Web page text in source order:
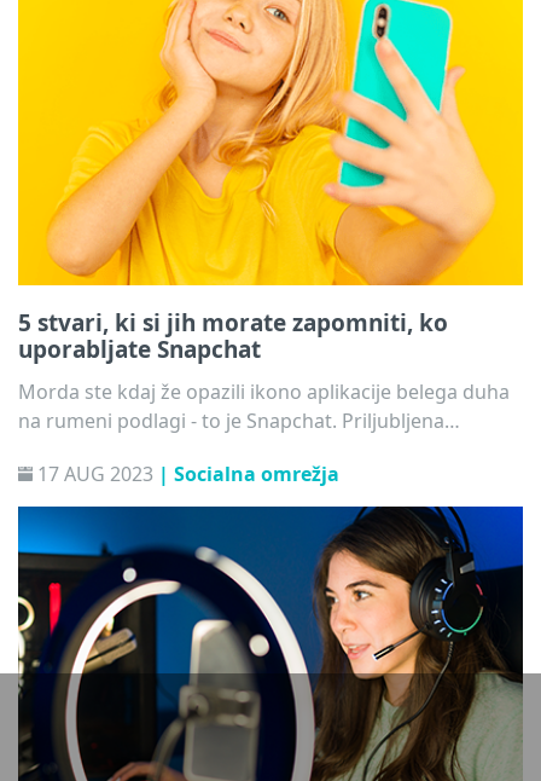
5 stvari, ki si jih morate zapomniti, ko
uporabljate Snapchat
Morda ste kdaj že opazili ikono aplikacije belega duha
na rumeni podlagi - to je Snapchat. Priljubljena
fotografij, videoposnetkov in sporočil vašim stikom.
17 AUG 2023 | Socialna omrežja